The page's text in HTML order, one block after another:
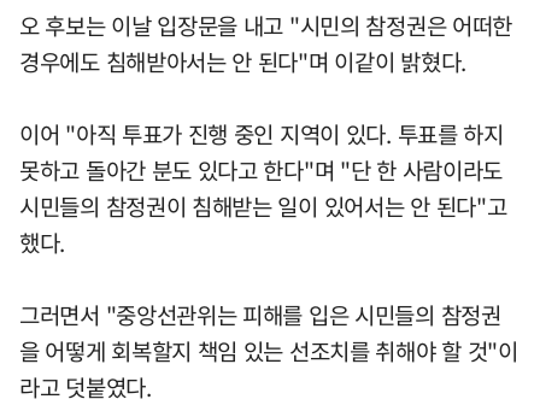
오 후보는 이날 입장문을 내고 "시민의 참정권은 어떠한
경우에도 침해받아서는 안 된다"며 이같이 밝혔다.
이어 "아직 투표가 진행 중인 지역이 있다. 투표를 하지
못하고 돌아간 분도 있다고 한다"며 "단 한 사람이라도
시민들의 참정권이 침해받는 일이 있어서는 안 된다"고
했다.
그러면서 "중앙선관위는 피해를 입은 시민들의 참정권
을 어떻게 회복할지 책임 있는 선조치를 취해야 할 것"이
라고 덧붙였다.